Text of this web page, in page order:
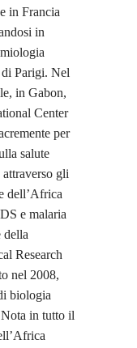
in Francia
in
di Parigi. Nel
in Gabon,
Center
per
salute
gli
dell’Africa
e malaria
della
Research
nel 2008,
biologia
in tutto il